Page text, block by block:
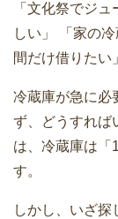
「文化祭でジ
しい」 「家の
間だけ借りたい」
冷蔵庫が急に必
ず、どうすれば
は、冷蔵庫は「
す。
しかし、いざ探